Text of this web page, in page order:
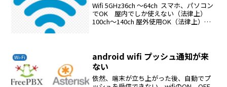
Wifi 5GHz36ch 〜64ch スマホ、パソコン
でOK 屋内でしか使えない（法律上）
100ch〜140ch 屋外使用OK（法律上）
Wi-Fi
android wifi プッシュ通知が来
ない
依然、端末が立ち上がった後、自動でプ